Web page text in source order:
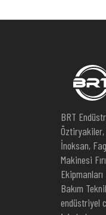
BRT
İnoksan,
Makinesi
Bakım
endüstriyel